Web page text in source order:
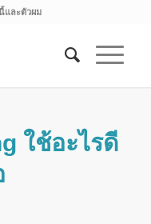
และตัวผม
ใช้อะไรดี